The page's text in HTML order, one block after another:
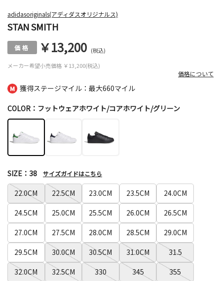
獲得ステージマイル：最大660マイル
adidasoriginals(アディダスオリジナルス)
STAN SMITH
メーカー希望小売価格 ￥13,200(税込)
￥13,200 (税込)
価格について
COLOR：フットウェアホワイト/コアホワイト/グリーン
22.0CM 22.5CM 23.0CM 23.5CM
24.0CM
24.5CM
25.0CM 25.5CM 26.0CM
26.5CM
27.0CM
27.5CM 28.0CM 28.5CM
29.0CM
29.5CM
30.0CM 30.5CM 31.0CM
31.5
32.0CM
32.5CM 330 345
355
SIZE：38 サイズガイドはこちら